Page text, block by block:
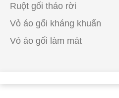
Ruột gối tháo rời
Vỏ áo gối kháng khuẩn
Vỏ áo gối làm mát